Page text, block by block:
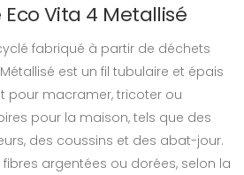
Eco Vita 4 Metallisé
fabriqué à partir de déchets
est un fil tubulaire et épais
pour macramer, tricoter ou
pour la maison, tels que des
des coussins et des abat-jour.
argentées ou dorées, selon la